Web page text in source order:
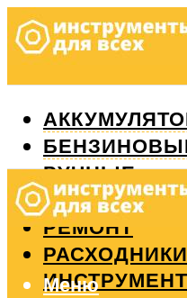
РУЧНЫЕ
РЕМОНТ
Меню